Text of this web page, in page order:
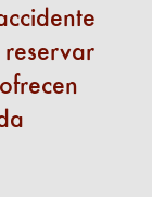
reservar